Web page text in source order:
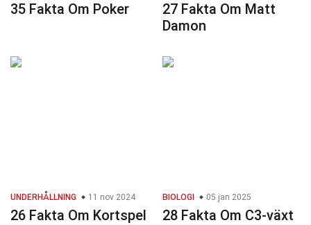
35 Fakta Om Poker
27 Fakta Om Matt
Damon
UNDERHÅLLNING 11 nov 2024
26 Fakta Om Kortspel
BIOLOGI 05 jan 2025
28 Fakta Om C3-växt